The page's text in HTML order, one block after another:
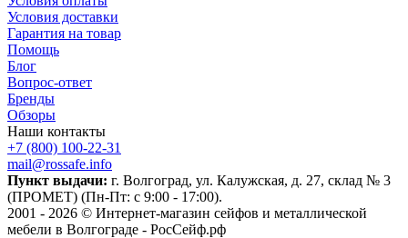
Условия доставки
Гарантия на товар
Помощь
Блог
Вопрос-ответ
Бренды
Обзоры
Наши контакты
+7 (800) 100-22-31
mail@rossafe.info
Пункт выдачи: г. Волгоград, ул. Калужская, д. 27, склад № 3
(ПРОМЕТ) (Пн-Пт: с 9:00 - 17:00).
2001 - 2026 © Интернет-магазин сейфов и металлической
мебели в Волгограде - РосСейф.рф